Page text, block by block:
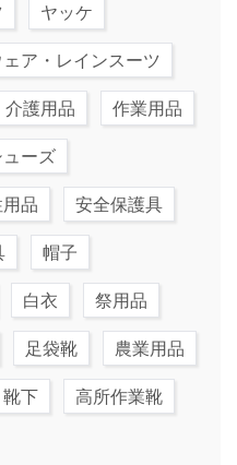
ヤッケ
ア・レインスーツ
介護用品 作業用品
ューズ
品 安全保護具
帽子
白衣 祭用品
足袋靴 農業用品
靴下 高所作業靴